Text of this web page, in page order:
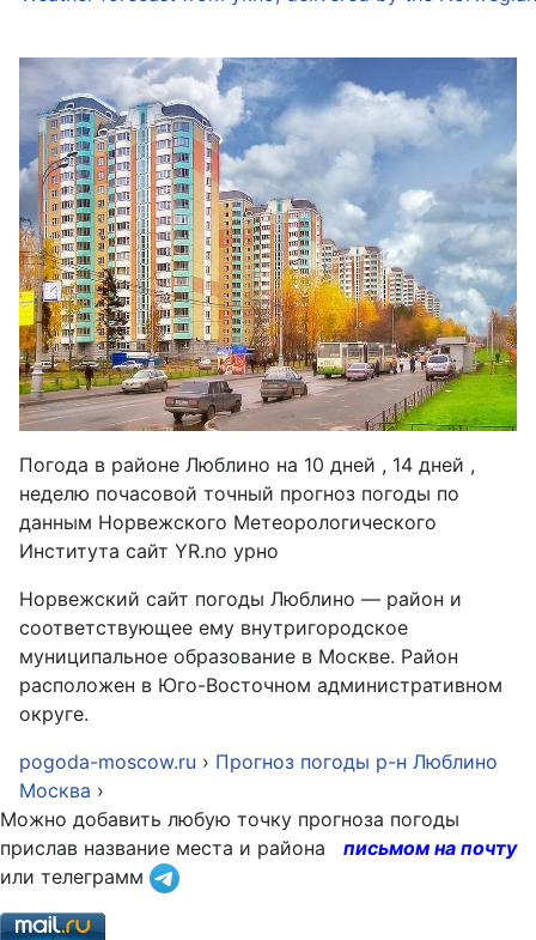
Погода в районе Люблино на 10 дней , 14 дней ,
неделю почасовой точный прогноз погоды по
данным Норвежского Метеорологического
Института сайт YR.no урно
Норвежский сайт погоды Люблино — район и
соответствующее ему внутригородское
муниципальное образование в Москве. Район
расположен в Юго-Восточном административном
округе.
pogoda-moscow.ru › Прогноз погоды р-н Люблино
Москва ›
Можно добавить любую точку прогноза погоды
прислав название места и района
письмом на почту
или телеграмм